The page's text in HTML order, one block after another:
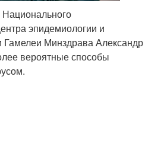
эпидемиологии и
Гамелеи Минздрава Александр
вероятные способы